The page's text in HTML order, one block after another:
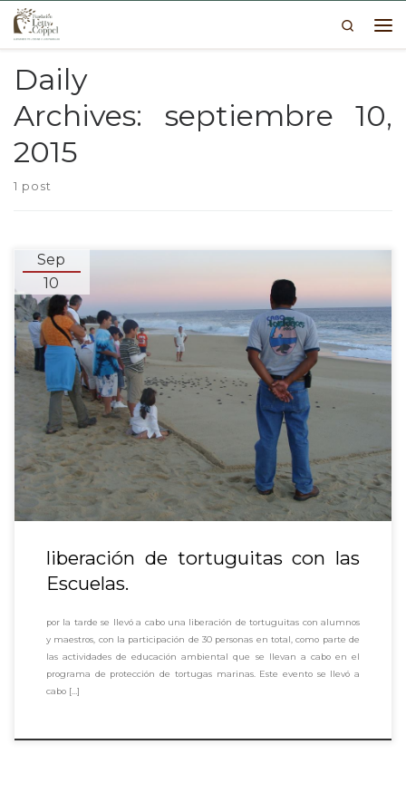
Skip to content
Search
Daily
Archives: septiembre 10,
2015
1 post
Sep
10
liberación de tortuguitas con las
Escuelas.
por la tarde se llevó a cabo una liberación de tortuguitas con alumnos
y maestros, con la participación de 30 personas en total, como parte de
las actividades de educación ambiental que se llevan a cabo en el
programa de protección de tortugas marinas. Este evento se llevó a
cabo […]